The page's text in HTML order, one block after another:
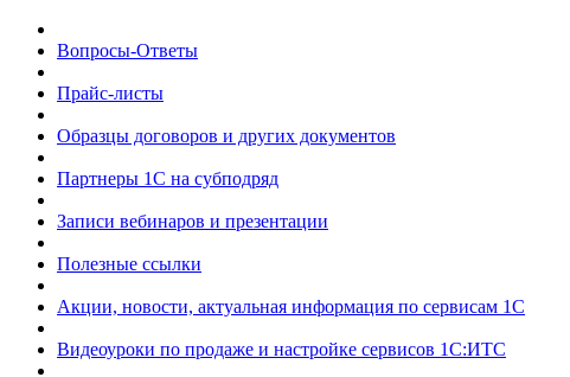
Вопросы-Ответы
Прайс-листы
Образцы договоров и других документов
Партнеры 1С на субподряд
Записи вебинаров и презентации
Полезные ссылки
Акции, новости, актуальная информация по сервисам 1С
Видеоуроки по продаже и настройке сервисов 1С:ИТС